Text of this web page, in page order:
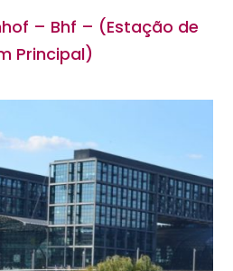
– Bhf – (Estação de
Principal)